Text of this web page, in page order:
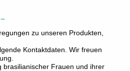
zu unseren Produkten,
Kontaktdaten. Wir freuen
brasilianischer Frauen und ihrer